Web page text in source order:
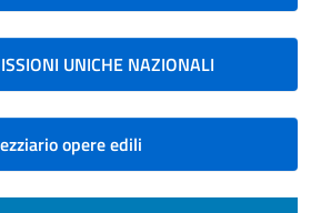
UNICHE NAZIONALI
opere edili